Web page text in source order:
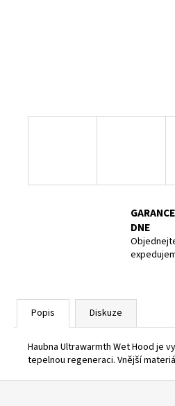
DNE
Popis Diskuze
Haubna Ultrawarmth Wet Hood je
tepelnou regeneraci. Vnější